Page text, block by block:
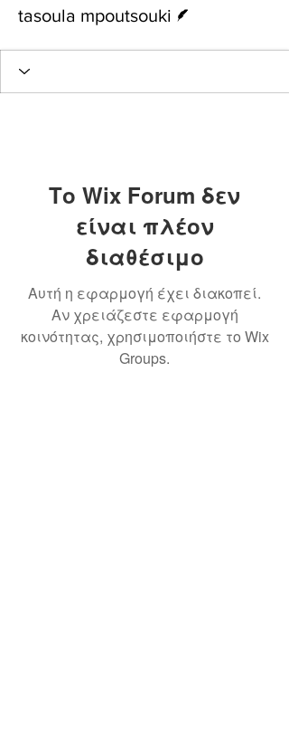
tasoula mpoutsouki
Το Wix Forum δεν
είναι πλέον
διαθέσιμο
Αυτή η εφαρμογή έχει διακοπεί.
Αν χρειάζεστε εφαρμογή
κοινότητας, χρησιμοποιήστε το Wix
Groups.